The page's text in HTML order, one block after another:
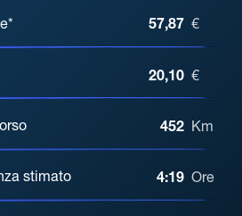
TEMPO DI
57,87 €
20,10 €
452 Km
stimato 4:19 Ore